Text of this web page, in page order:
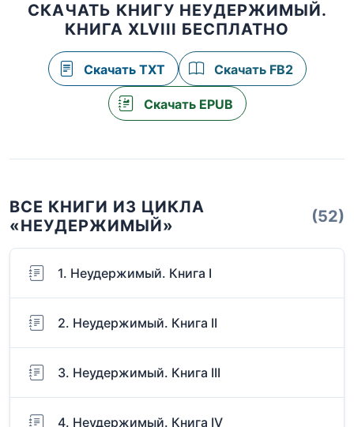
СКАЧАТЬ КНИГУ НЕУДЕРЖИМЫЙ.
КНИГА XLVIII БЕСПЛАТНО
Скачать TXT Скачать FB2
Скачать EPUB
ВСЕ КНИГИ ИЗ ЦИКЛА
«НЕУДЕРЖИМЫЙ»
(52)
1. Неудержимый. Книга I
2. Неудержимый. Книга II
3. Неудержимый. Книга III
4. Неудержимый. Книга IV